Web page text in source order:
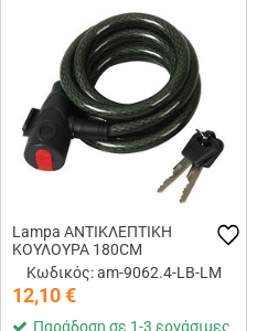
Lampa ΑΝΤΙΚΛΕΠΤΙΚΗ
ΚΟΥΛΟΥΡΑ 180CM
Κωδικός: am-9062.4-LB-LM
12,10€
Παράδοση σε 1-3 εργάσιμες